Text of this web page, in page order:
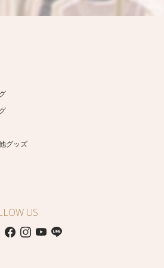
グッズ
US